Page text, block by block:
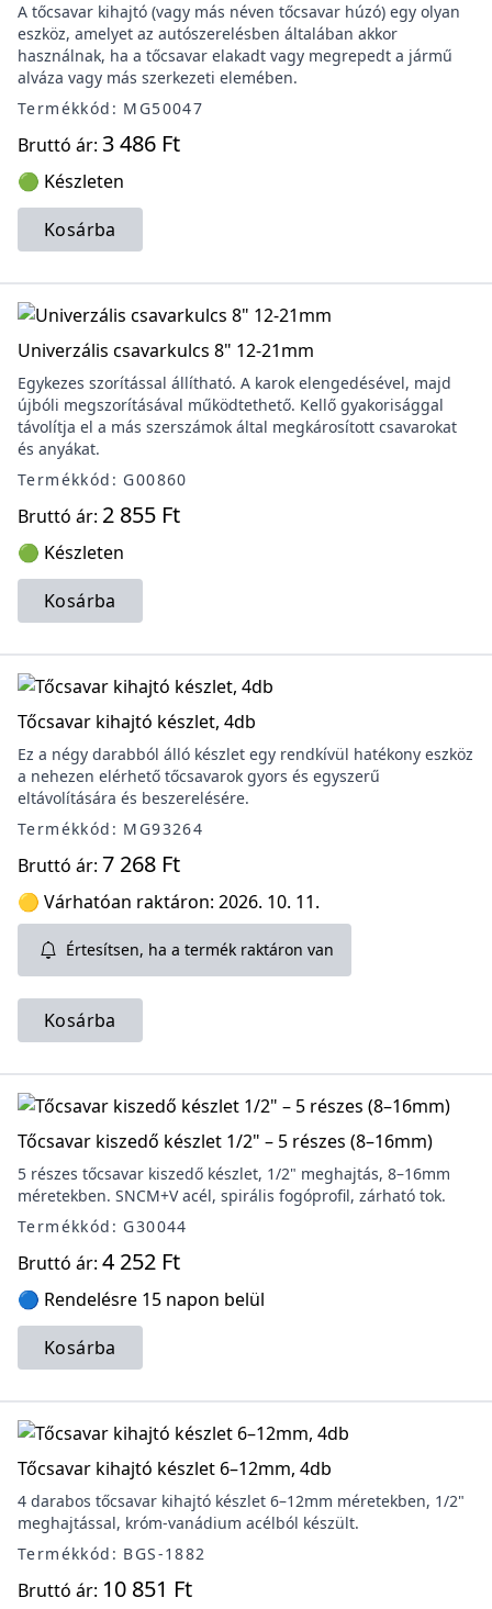
A tőcsavar kihajtó (vagy más néven tőcsavar húzó) egy olyan
eszköz, amelyet az autószerelésben általában akkor
használnak, ha a tőcsavar elakadt vagy megrepedt a jármű
alváza vagy más szerkezeti elemében.
Termékkód: MG50047
Bruttó ár: 3 486 Ft
🟢 Készleten
Kosárba
Univerzális csavarkulcs 8" 12-21mm
Egykezes szorítással állítható. A karok elengedésével, majd
újbóli megszorításával működtethető. Kellő gyakorisággal
távolítja el a más szerszámok által megkárosított csavarokat
és anyákat.
Termékkód: G00860
Bruttó ár: 2 855 Ft
🟢 Készleten
Kosárba
Tőcsavar kihajtó készlet, 4db
Ez a négy darabból álló készlet egy rendkívül hatékony eszköz
a nehezen elérhető tőcsavarok gyors és egyszerű
eltávolítására és beszerelésére.
Termékkód: MG93264
Bruttó ár: 7 268 Ft
🟡 Várhatóan raktáron: 2026. 10. 11.
Értesítsen, ha a termék raktáron van
Kosárba
Tőcsavar kiszedő készlet 1/2" – 5 részes (8–16mm)
5 részes tőcsavar kiszedő készlet, 1/2" meghajtás, 8–16mm
méretekben. SNCM+V acél, spirális fogóprofil, zárható tok.
Termékkód: G30044
Bruttó ár: 4 252 Ft
🔵 Rendelésre 15 napon belül
Kosárba
Tőcsavar kihajtó készlet 6–12mm, 4db
4 darabos tőcsavar kihajtó készlet 6–12mm méretekben, 1/2"
meghajtással, króm-vanádium acélból készült.
Termékkód: BGS-1882
Bruttó ár: 10 851 Ft